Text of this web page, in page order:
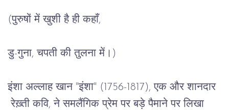
(पुरुषों में खुशी है ही कहाँ,
डु-गुना, चपती की तुलना में। )
इंशा अल्लाह खान "इंशा" (1756-1817), एक और शानदार
रेख़्ती कवि, ने समलैंगिक प्रेम पर बड़े पैमाने पर लिखा